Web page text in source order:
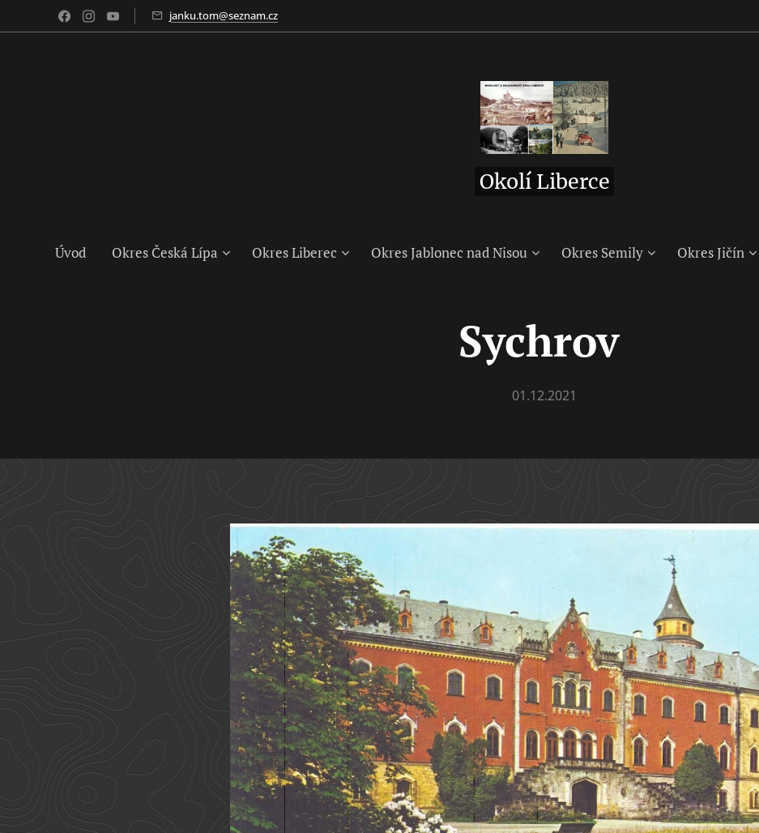
janku.tom@seznam.cz
Okolí Liberce
Úvod Okres Česká Lípa Okres Liberec Okres Jablonec nad Nisou Okres Semily Okres Jičín
Sychrov
01.12.2021